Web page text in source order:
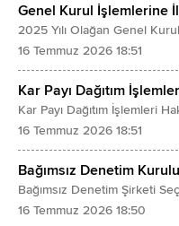
Türev Araçlar
Özkaynak Yöntemiyle
Yatırım Amaçlı Gayrimenkuller
Maddi Duran Varlıklar
- Şerefiye
- Diğer Maddi Olmayan Duran
Finansman Gelirleri
Finansman Giderleri (-)
SÜRDÜRÜLEN FAALİYETLER
Sürdürülen Faaliyetler Vergi
- Dönem Vergi Gideri (-)/Geliri
- Ertelenmiş Vergi Gideri (-)/
SÜRDÜRÜLEN FAALİYETLER
DURDURULAN FAALİYETLER
Genel Kurul İşlemlerine
2025 Yılı Olağan Genel
16 Temmuz 2026 18:51
Kar Payı Dağıtım
Kar Payı Dağıtım İşlemleri
16 Temmuz 2026 18:51
Bağımsız Denetim
Bağımsız Denetim Şirketi
16 Temmuz 2026 18:50